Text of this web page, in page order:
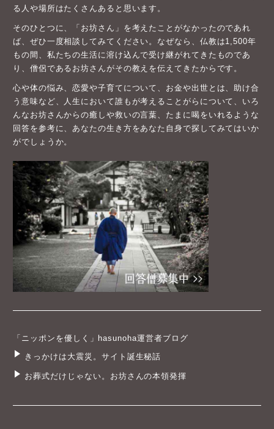
る人や場所はたくさんあると思います。
そのひとつに、「お坊さん」を考えたことがなかったのであれ
ば、ぜひ一度相談してみてください。なぜなら、仏教は1,500年
もの間、私たちの生活に溶け込んで受け継がれてきたものであ
り、僧侶であるお坊さんがその教えを伝えてきたからです。
心や体の悩み、恋愛や子育てについて、お金や出世とは、助け合
う意味など、人生において誰もが考えることがらについて、いろ
んなお坊さんからの癒しや救いの言葉、たまに喝をいれるような
回答を参考に、あなたの生き方をあなた自身で探してみてはいか
がでしょうか。
「ニッポンを優しく」hasunoha運営者ブログ
きっかけは大震災。サイト誕生秘話
お葬式だけじゃない。お坊さんの本領発揮